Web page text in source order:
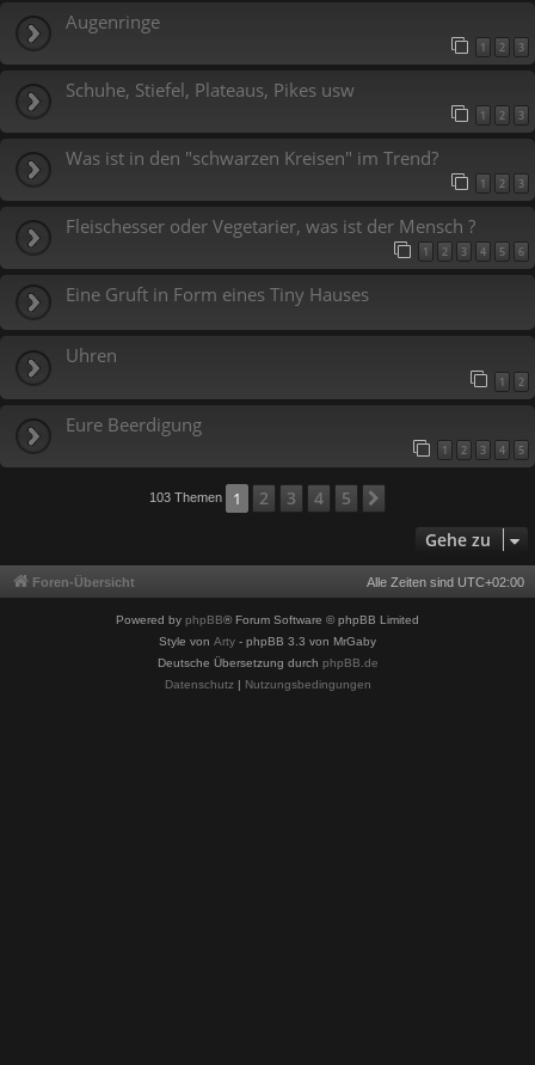
Augenringe
1 2 3
Schuhe, Stiefel, Plateaus, Pikes usw
1 2 3
Was ist in den "schwarzen Kreisen" im Trend?
1 2 3
Fleischesser oder Vegetarier, was ist der Mensch ?
1 2 3 4 5 6
Eine Gruft in Form eines Tiny Hauses
Uhren
1 2
Eure Beerdigung
1 2 3 4 5
103 Themen 1 2 3 4 5
Gehe zu
Foren-Übersicht Alle Zeiten sind UTC+02:00
Powered by phpBB® Forum Software © phpBB Limited
Style von Arty - phpBB 3.3 von MrGaby
Deutsche Übersetzung durch phpBB.de
Datenschutz| Nutzungsbedingungen